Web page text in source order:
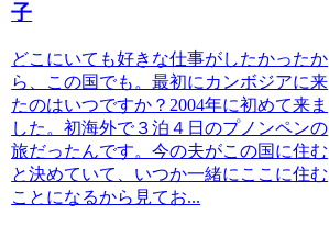
子
どこにいても好きな仕事がしたかったか
ら、この国でも。最初にカンボジアに来
たのはいつですか？2004年に初めて来ま
した。初海外で３泊４日のプノンペンの
旅だったんです。今の夫がこの国に住む
と決めていて、いつか一緒にここに住む
ことになるから見てお...